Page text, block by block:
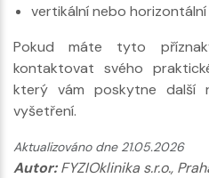
vertikální nebo
Pokud máte tyto
kontaktovat svého
který vám poskytne další
vyšetření.
Aktualizováno dne 21.05.2026
Autor:FYZIOklinika s.r.o.,